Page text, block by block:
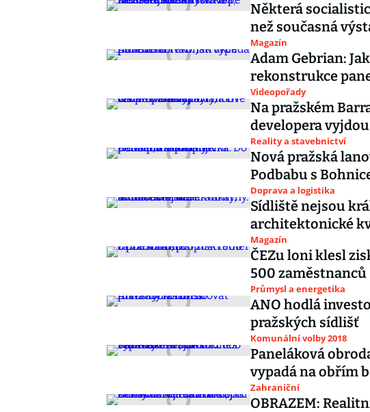
Některá
než současná
Magazín
Adam Gebrian:
rekonstrukce
Videopořady
Na pražském
developera
Reality a stavebnictví
Nová pražská
Podbabu s
Doprava a logistika
Sídliště nejsou
architektonické
Magazín
ČEZu loni klesl
500 zaměstnanců
Průmysl a energetika
ANO hodlá
pražských sídlišť
Komunální volby 2018
Paneláková
vypadá na obřím
Zahraniční
OBRAZEM: